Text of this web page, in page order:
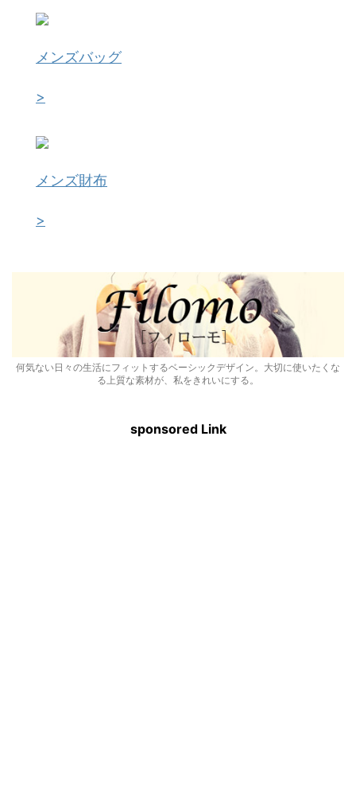
メンズバッグ
>
メンズ財布
>
何気ない日々の生活にフィットするベーシックデザイン。大切に使いたくな
る上質な素材が、私をきれいにする。
sponsored Link